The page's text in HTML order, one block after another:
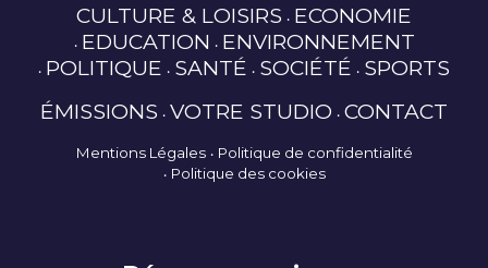
CULTURE & LOISIRS ECONOMIE
EDUCATION ENVIRONNEMENT
POLITIQUE SANTÉ SOCIÉTÉ SPORTS
ÉMISSIONS VOTRE STUDIO CONTACT
Mentions Légales
Politique de confidentialité
Politique des cookies